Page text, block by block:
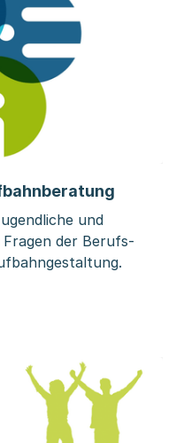
und
der Berufs-
, Studien- und